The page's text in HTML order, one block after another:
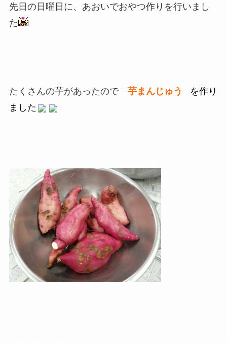
先日の日曜日に、あおいでおやつ作りを行いまし
た
たくさんの芋があったので 芋まんじゅう
を作り
ました